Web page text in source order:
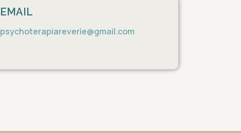
EMAIL
psychoterapiareverie@gmail.com